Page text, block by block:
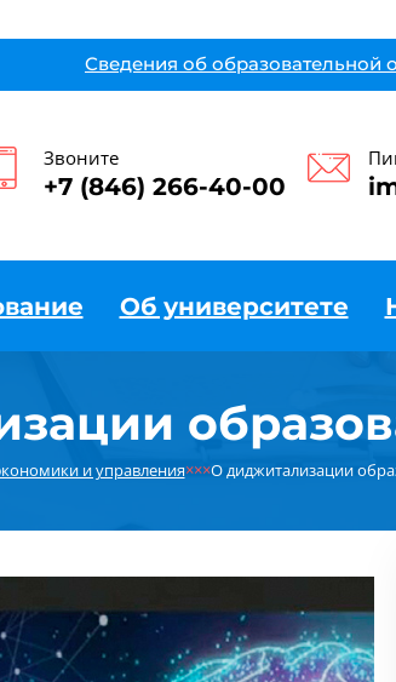
Сведения об образовательной
Звоните
+7 (846) 266-40-00
Об университете
и управления×××О диджитализации